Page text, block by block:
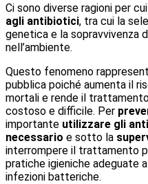
Ci sono diverse ragioni per
agli antibiotici, tra cui la
genetica e la sopravvivenza
nell’ambiente.
Questo fenomeno
pubblica poiché aumenta il
mortali e rende il
costoso e difficile. Per
importante utilizzare gli
necessario e sotto la
interrompere il trattamento
pratiche igieniche adeguate
infezioni batteriche.